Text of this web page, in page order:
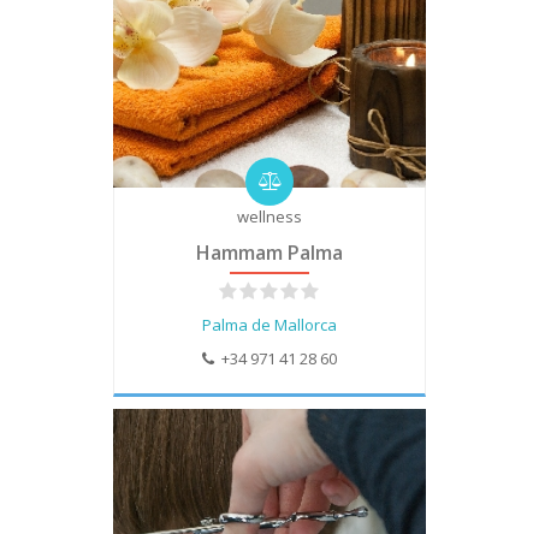
wellness
Hammam Palma
Palma de Mallorca
+34 971 41 28 60